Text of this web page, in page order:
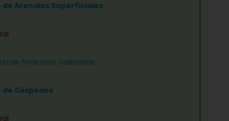
de Arenales Superficiales
finas bien calibradas
de Céspedes